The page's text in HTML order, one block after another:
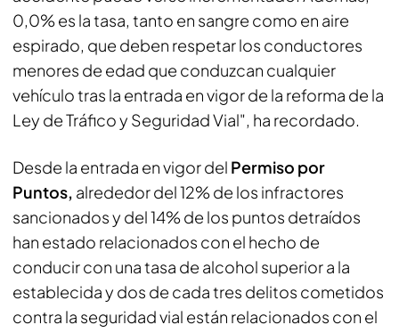
0,0% es la tasa, tanto en sangre como en aire
espirado, que deben respetar los conductores
menores de edad que conduzcan cualquier
vehículo tras la entrada en vigor de la reforma de la
Ley de Tráfico y Seguridad Vial", ha recordado.
Desde la entrada en vigor del Permiso por
Puntos, alrededor del 12% de los infractores
sancionados y del 14% de los puntos detraídos
han estado relacionados con el hecho de
conducir con una tasa de alcohol superior a la
establecida y dos de cada tres delitos cometidos
contra la seguridad vial están relacionados con el